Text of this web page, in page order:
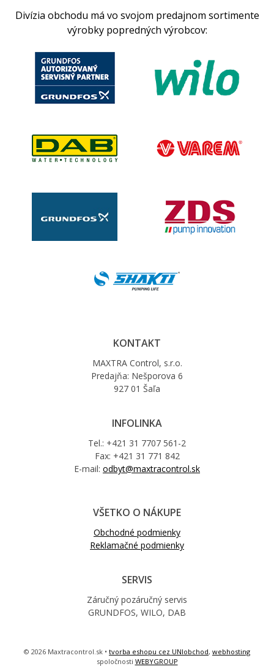
Divízia obchodu má vo svojom predajnom sortimente
výrobky popredných výrobcov:
KONTAKT
MAXTRA Control, s.r.o.
Predajňa: Nešporova 6
927 01 Šaľa
INFOLINKA
Tel.: +421 31 7707 561-2
Fax: +421 31 771 842
E-mail: odbyt@maxtracontrol.sk
VŠETKO O NÁKUPE
Obchodné podmienky
Reklamačné podmienky
SERVIS
Záručný pozáručný servis
GRUNDFOS, WILO, DAB
© 2026 Maxtracontrol.sk • tvorba eshopu cez UNIobchod, webhosting
spoločnosti WEBYGROUP